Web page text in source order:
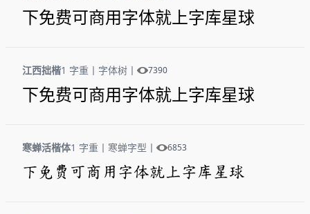
下免费可商用字体就上字库星球
江西拙楷1 字重 丨 字体树 丨 7390
下免费可商用字体就上字库星球
寒蝉活楷体1 字重 丨 寒蝉字型 丨 6853
下免费可商用字体就上字库星球